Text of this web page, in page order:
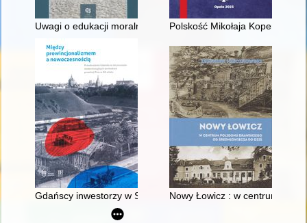
Uwagi o edukacji moralnej synów szlacheckich w XVI-
Polskość Mikołaja Kopernika z
Gdańscy inwestorzy w Sopocie : prestiż finansowy i
Nowy Łowicz : w centrum